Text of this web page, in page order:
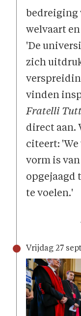
bedreiging
welvaart
'De
zich
vinden
Fratelli
direct aan.
citeert: 'We
vorm is
opgejaagd
te voelen.'
Vrijdag 27